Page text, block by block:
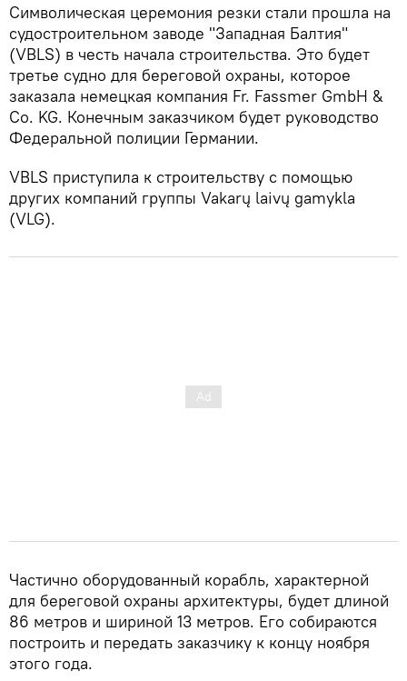
Символическая церемония резки стали прошла на
судостроительном заводе "Западная Балтия"
(VBLS) в честь начала строительства. Это будет
третье судно для береговой охраны, которое
заказала немецкая компания Fr. Fassmer GmbH &
Co. KG. Конечным заказчиком будет руководство
Федеральной полиции Германии.
VBLS приступила к строительству с помощью
других компаний группы Vakarų laivų gamykla
(VLG).
Частично оборудованный корабль, характерной
для береговой охраны архитектуры, будет длиной
86 метров и шириной 13 метров. Его собираются
построить и передать заказчику к концу ноября
этого года.